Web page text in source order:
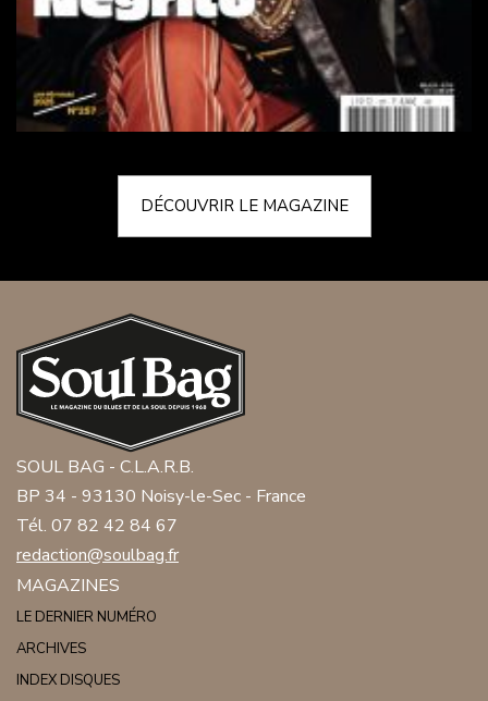
DÉCOUVRIR LE MAGAZINE
SOUL BAG - C.L.A.R.B.
BP 34 - 93130 Noisy-le-Sec - France
Tél. 07 82 42 84 67
redaction@soulbag.fr
MAGAZINES
LE DERNIER NUMÉRO
ARCHIVES
INDEX DISQUES